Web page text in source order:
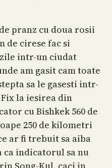
pranz cu doua rosii
de cirese fac si
intr-un ciudat
am gasit cam toate
sa le gasesti intr-
la iesirea din
cu Bishkek 560 de
250 de kilometri
ar fi trebuit sa aiba
ca indicatorul sa nu